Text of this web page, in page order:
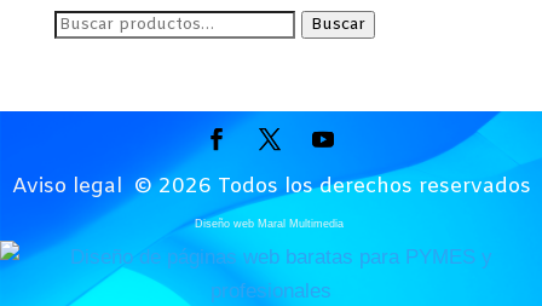
Buscar
Buscar
Aviso legal © 2026 Todos los derechos reservados
Diseño web Maral Multimedia